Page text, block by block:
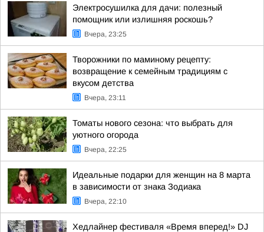
Электросушилка для дачи: полезный
помощник или излишняя роскошь?
Вчера, 23:25
Творожники по маминому рецепту:
возвращение к семейным традициям с
вкусом детства
Вчера, 23:11
Томаты нового сезона: что выбрать для
уютного огорода
Вчера, 22:25
Идеальные подарки для женщин на 8 марта
в зависимости от знака Зодиака
Вчера, 22:10
Хедлайнер фестиваля «Время вперед!» DJ